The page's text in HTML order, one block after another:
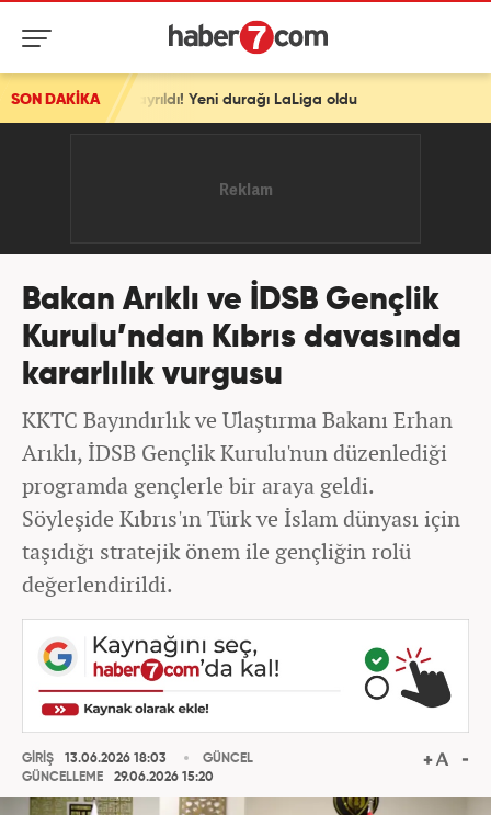
SON DAKİKAYeni durağı LaLiga oldu
Bakan Arıklı ve İDSB Gençlik
Kurulu’ndan Kıbrıs davasında
kararlılık vurgusu
KKTC Bayındırlık ve Ulaştırma Bakanı Erhan
Arıklı, İDSB Gençlik Kurulu'nun düzenlediği
programda gençlerle bir araya geldi.
Söyleşide Kıbrıs'ın Türk ve İslam dünyası için
taşıdığı stratejik önem ile gençliğin rolü
değerlendirildi.
GİRİŞ
13.06.2026 18:03
GÜNCELLEME
29.06.2026 15:20
GÜNCEL